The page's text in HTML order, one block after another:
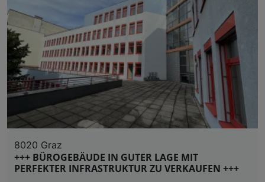
8020 Graz
+++ BÜROGEBÄUDE IN GUTER LAGE MIT
PERFEKTER INFRASTRUKTUR ZU VERKAUFEN +++